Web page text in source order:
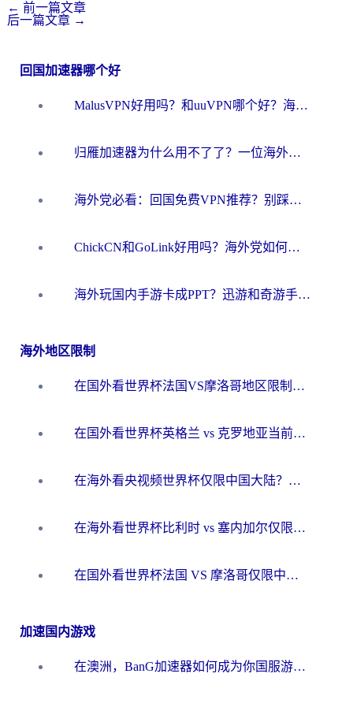
← 前一篇文章
后一篇文章 →
回国加速器哪个好
MalusVPN好用吗？和uuVPN哪个好？海外党无缝访问国内资源的真实对比与选择指南
归雁加速器为什么用不了了？一位海外游子的真实困惑与技术解答
海外党必看：回国免费VPN推荐？别踩坑！教你选对加速器无缝刷国内资源
ChickCN和GoLink好用吗？海外党如何选对回国加速器
海外玩国内手游卡成PPT？迅游和奇游手游哪个好？一篇讲透回国加速器怎么选
海外地区限制
在国外看世界杯法国VS摩洛哥地区限制？这篇指南让你流畅看中文解说无压力
在国外看世界杯英格兰 vs 克罗地亚当前地区不可播放？这篇指南帮你搞定所有海外观赛难题
在海外看央视频世界杯仅限中国大陆？这篇指南帮你解锁中文解说+无卡顿直播
在海外看世界杯比利时 vs 塞内加尔仅限中国大陆？我找到了最流畅的中文解说之路
在国外看世界杯法国 VS 摩洛哥仅限中国大陆？海外党这样看中文解说赛事不卡顿
加速国内游戏
在澳洲，BanG加速器如何成为你国服游戏的“时光机”？